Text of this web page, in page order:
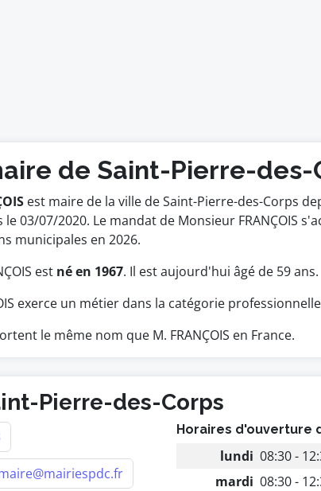
de Saint-Pierre-des-
est maire de la ville de Saint-Pierre-des-Corps
03/07/2020. Le mandat de Monsieur FRANÇOIS
municipales en 2026.
est né en 1967. Il est aujourd'hui âgé de 59 ans.
exerce un métier dans la catégorie professionnelle
le même nom que M. FRANÇOIS en France.
Pierre-des-Corps
Horaires d'ouverture
lundi 08:30 -
mardi 08:30 -